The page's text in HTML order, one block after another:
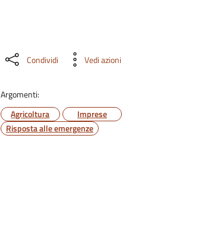
Condividi Vedi azioni
Argomenti:
Agricoltura
Imprese
Risposta alle emergenze